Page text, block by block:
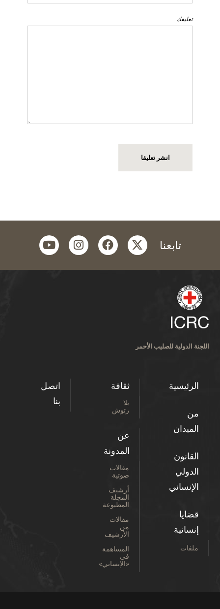
تعليقك
تابعنا twitter
facebook
instagram
youtube
اللجنة الدولية للصليب الأحمر
الرئيسية
من
الميدان
القانون
الدولي
الإنساني
قضايا
إنسانية
ملفات
ثقافة
بلا
رتوش
عن
المدونة
مقالات
صوتية
أرشيف
المجلة
المطبوعة
مقالات
من
الأرشيف
المساهمة
في
«الإنساني»
اتصل
بنا